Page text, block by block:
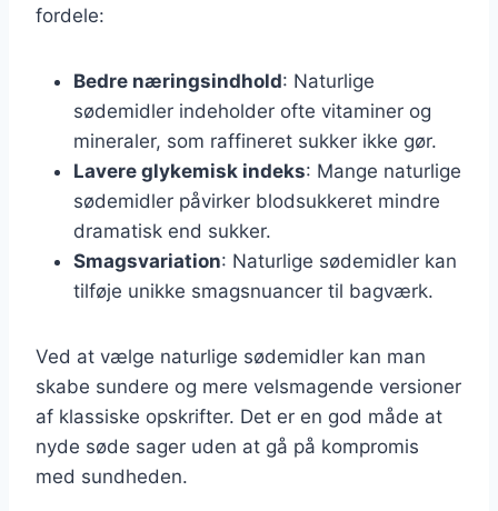
fordele:
Bedre næringsindhold: Naturlige
sødemidler indeholder ofte vitaminer og
mineraler, som raffineret sukker ikke gør.
Lavere glykemisk indeks: Mange naturlige
sødemidler påvirker blodsukkeret mindre
dramatisk end sukker.
Smagsvariation: Naturlige sødemidler kan
tilføje unikke smagsnuancer til bagværk.
Ved at vælge naturlige sødemidler kan man
skabe sundere og mere velsmagende versioner
af klassiske opskrifter. Det er en god måde at
nyde søde sager uden at gå på kompromis
med sundheden.